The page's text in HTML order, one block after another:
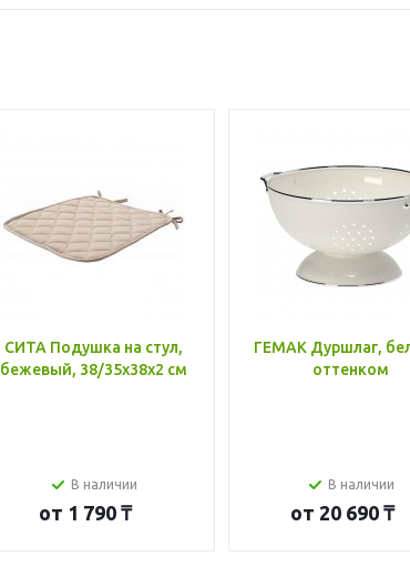
СИТА Подушка на стул,
бежевый, 38/35x38x2 см
В наличии
от 1 790 ₸
ГЕМАК Дуршлаг,
оттенком
В наличии
от 20 690 ₸